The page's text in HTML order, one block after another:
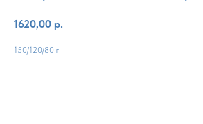
1620,00 р.
150/120/80 г